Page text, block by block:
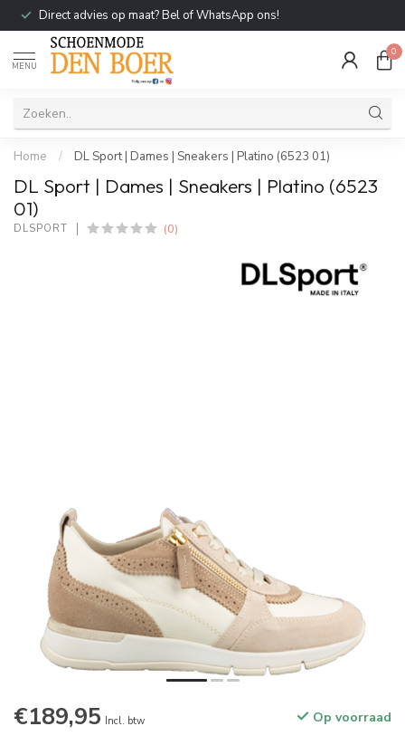
Direct advies op maat? Bel of WhatsApp ons!
MENU
0
Home / DL Sport | Dames | Sneakers | Platino (6523 01)
DL Sport | Dames | Sneakers | Platino (6523
01)
DLSPORT (0)
€189,95 Incl. btw Op voorraad